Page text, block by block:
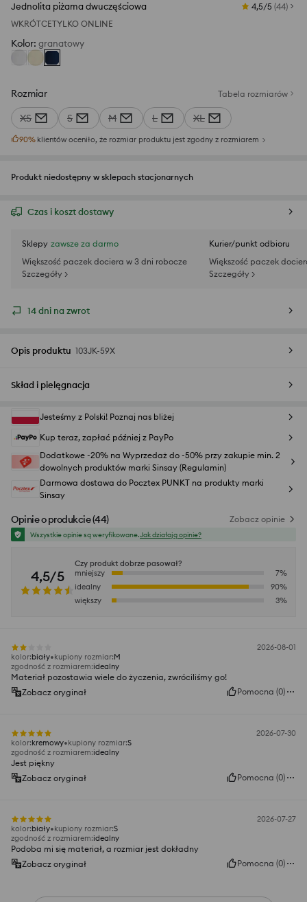
Jednolita piżama dwuczęściowa 4,5/5 (44)
WKRÓTCETYLKO ONLINE
Kolor: granatowy
Rozmiar Tabela rozmiarów
XS S M L XL
90% klientów oceniło, że rozmiar produktu jest zgodny z rozmiarem
Produkt niedostępny w sklepach stacjonarnych
Czas i koszt dostawy
Sklepy zawsze za darmo
Większość paczek dociera w 3 dni robocze
Szczegóły >
Kurier/punkt odbioru
Większość paczek
Szczegóły >
14 dni na zwrot
Opis produktu 103JK-59X
Skład i pielęgnacja
Jesteśmy z Polski! Poznaj nas bliżej
Kup teraz, zapłać później z PayPo
Dodatkowe -20% na Wyprzedaż do -50% przy zakupie min. 2
dowolnych produktów marki Sinsay (Regulamin)
Darmowa dostawa do Pocztex PUNKT na produkty marki
Sinsay
Opinie o produkcie(44) Zobacz opinie
Wszystkie opinie są weryfikowane.Jak działają opinie?
4,5/5
Czy produkt dobrze pasował?
mniejszy
7%
idealny
90%
większy
3%
2026-08-01
kolor:biały kupiony rozmiar:M
zgodność z rozmiarem:idealny
Materiał pozostawia wiele do życzenia, zwróciliśmy go!
Zobacz oryginał
Pomocna (0)
2026-07-30
kolor:kremowy kupiony rozmiar:S
zgodność z rozmiarem:idealny
Jest piękny
Zobacz oryginał
Pomocna (0)
2026-07-27
kolor:biały kupiony rozmiar:S
zgodność z rozmiarem:idealny
Podoba mi się materiał, a rozmiar jest dokładny
Zobacz oryginał
Pomocna (0)